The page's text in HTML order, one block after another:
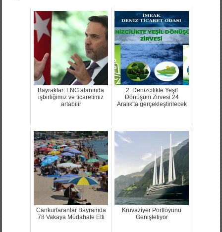
Bayraktar: LNG alanında
işbirliğimiz ve ticaretimiz
artabilir
2. Denizcilikte Yeşil
Dönüşüm Zirvesi 24
Aralık'ta gerçekleştirilecek
Cankurtaranlar Bayramda
78 Vakaya Müdahale Etti
Kruvaziyer Portföyünü
Genişletiyor